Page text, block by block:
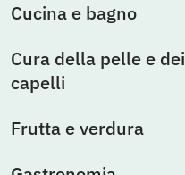
Cucina e bagno
Cura della pelle e dei
capelli
Frutta e verdura